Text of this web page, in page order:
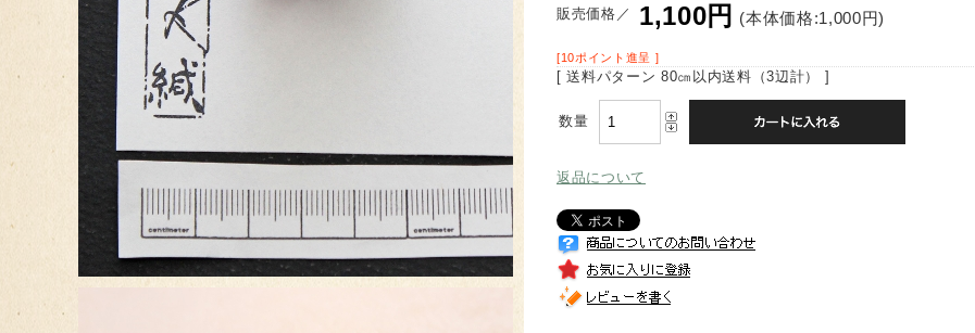
販売価格／
1,100円 (本体価格:1,000円)
[10ポイント進呈 ]
[ 送料パターン 80㎝以内送料（3辺計） ]
数量
返品について